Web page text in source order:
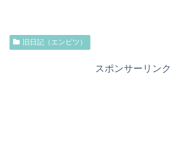
旧日記（エンピツ）
スポンサーリンク